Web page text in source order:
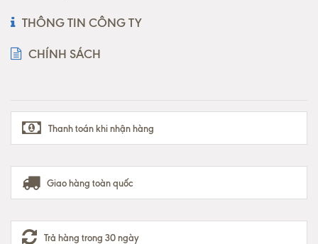
THÔNG TIN CÔNG TY
CHÍNH SÁCH
Thanh toán khi nhận hàng
Giao hàng toàn quốc
Trả hàng trong 30 ngày